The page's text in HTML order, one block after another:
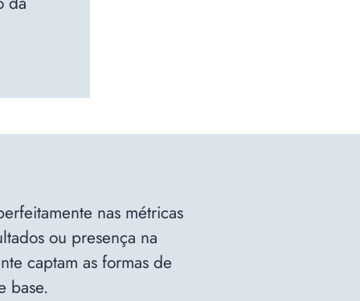
nas métricas
ou presença na
captam as formas de
base.